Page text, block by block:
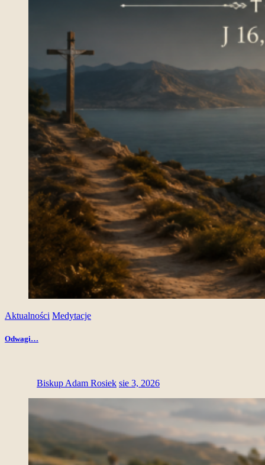
Aktualności Medytacje
Odwagi…
Biskup Adam Rosiek sie 3, 2026